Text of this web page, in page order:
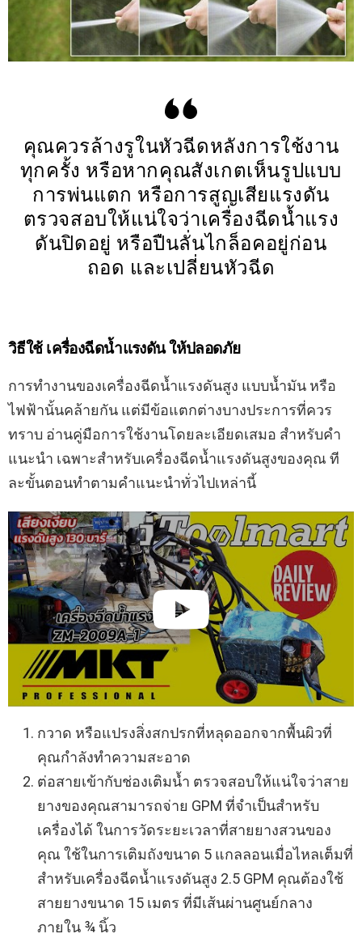
คุณควรล้างรูในหัวฉีดหลังการใช้งาน
ทุกครั้ง หรือหากคุณสังเกตเห็นรูปแบบ
การพ่นแตก หรือการสูญเสียแรงดัน
ตรวจสอบให้แน่ใจว่าเครื่องฉีดน้ำแรง
ดันปิดอยู่ หรือปืนลั่นไกล็อคอยู่ก่อน
ถอด และเปลี่ยนหัวฉีด
วิธีใช้ เครื่องฉีดน้ำแรงดัน ให้ปลอดภัย
การทำงานของเครื่องฉีดน้ำแรงดันสูง แบบน้ำมัน หรือ
ไฟฟ้านั้นคล้ายกัน แต่มีข้อแตกต่างบางประการที่ควร
ทราบ อ่านคู่มือการใช้งานโดยละเอียดเสมอ สำหรับคำ
แนะนำ เฉพาะสำหรับเครื่องฉีดน้ำแรงดันสูงของคุณ ที
ละขั้นตอนทำตามคำแนะนำทั่วไปเหล่านี้
กวาด หรือแปรงสิ่งสกปรกที่หลุดออกจากพื้นผิวที่
คุณกำลังทำความสะอาด
ต่อสายเข้ากับช่องเติมน้ำ ตรวจสอบให้แน่ใจว่าสาย
ยางของคุณสามารถจ่าย GPM ที่จำเป็นสำหรับ
เครื่องได้ ในการวัดระยะเวลาที่สายยางสวนของ
คุณ ใช้ในการเติมถังขนาด 5 แกลลอนเมื่อไหลเต็มที่
สำหรับเครื่องฉีดน้ำแรงดันสูง 2.5 GPM คุณต้องใช้
สายยางขนาด 15 เมตร ที่มีเส้นผ่านศูนย์กลาง
ภายใน ¾ นิ้ว